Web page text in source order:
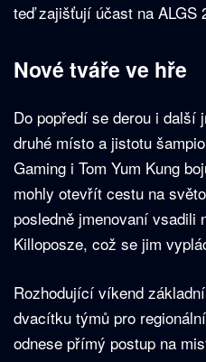
teď zajišťují účast na ALGS
Nové tváře ve hře
Do popředí se derou i další
druhé místo a jistotu
Gaming i Tom Yum Kung
mohly otevřít cestu na
posledně jmenovaní vsadili
Killoposze, což se jim
Rozhodující víkend
dvacítku týmů pro
odnese přímý postup na